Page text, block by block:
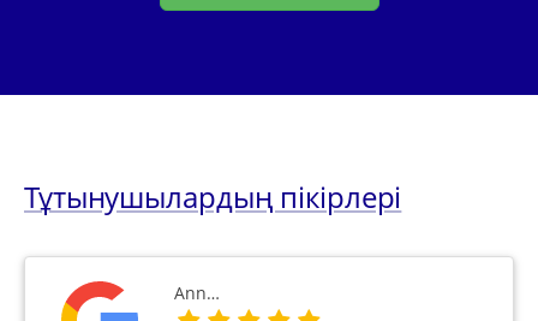
Тұтынушылардың пікірлері
Ann…